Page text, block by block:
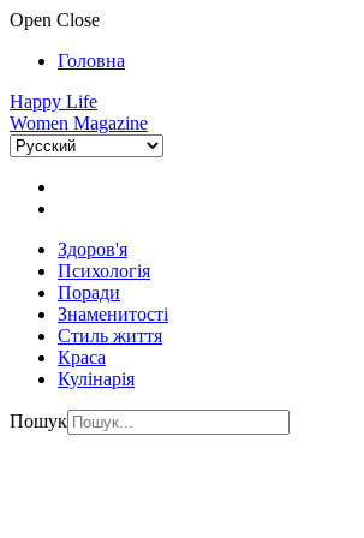
Open Close
Головна
Happy Life
Women Magazine
Здоров'я
Психологія
Поради
Знаменитості
Стиль життя
Краса
Кулінарія
Пошук